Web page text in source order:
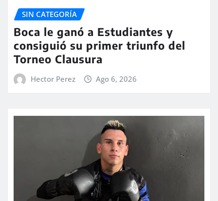
SIN CATEGORÍA
Boca le ganó a Estudiantes y
consiguió su primer triunfo del
Torneo Clausura
Hector Perez Ago 6, 2026